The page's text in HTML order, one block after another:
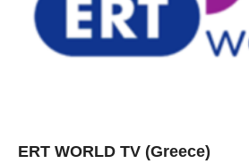
ERT WORLD TV (Greece)